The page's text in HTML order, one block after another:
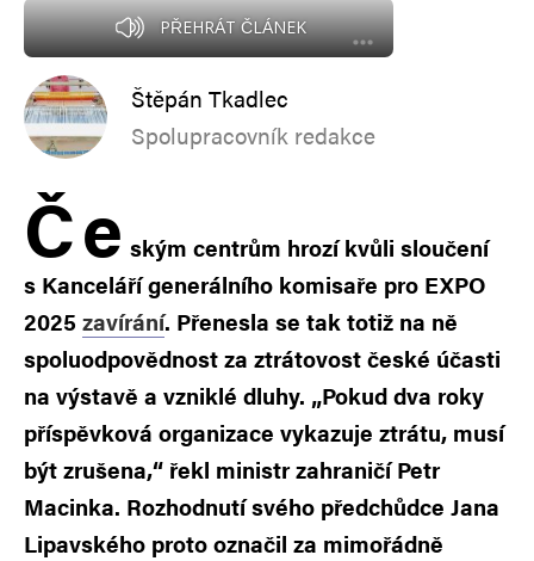
PŘEHRÁT ČLÁNEK
Štěpán Tkadlec
Spolupracovník redakce
Če ským centrům hrozí kvůli sloučení
s Kanceláří generálního komisaře pro EXPO
2025 zavírání. Přenesla se tak totiž na ně
spoluodpovědnost za ztrátovost české účasti
na výstavě a vzniklé dluhy. „Pokud dva roky
příspěvková organizace vykazuje ztrátu, musí
být zrušena,“ řekl ministr zahraničí Petr
Macinka. Rozhodnutí svého předchůdce Jana
Lipavského proto označil za mimořádně